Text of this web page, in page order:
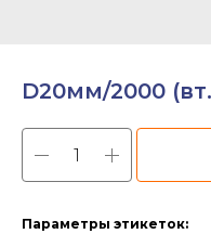
D20мм/2000
Параметры этикеток: